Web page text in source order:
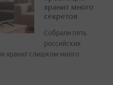
хранит много
секретов
Собрали пять
российских
хранит слишком много